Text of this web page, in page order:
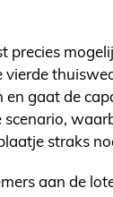
precies
vierde
en gaat de
straks
aan de